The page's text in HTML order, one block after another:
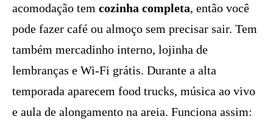
acomodação tem cozinha completa, então você
pode fazer café ou almoço sem precisar sair. Tem
também mercadinho interno, lojinha de
lembranças e Wi-Fi grátis. Durante a alta
temporada aparecem food trucks, música ao vivo
e aula de alongamento na areia. Funciona assim: